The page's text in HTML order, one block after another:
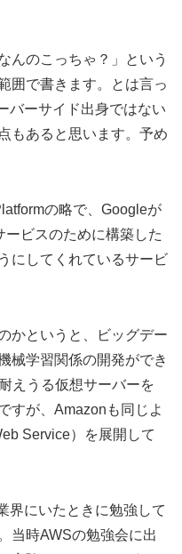
んのこっちゃ？」という
囲で書きます。とは言っ
バーサイド出身ではない
もあると思います。予め
の略で、Googleが
ビスのために構築した
にしてくれているサービ
かというと、ビッグデー
械学習関係の開発ができ
えうる仮想サーバーを
すが、Amazonも同じよ
Service）を展開して
界にいたときに勉強して
当時AWSの勉強会に出